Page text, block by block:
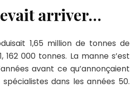
arriver…
1,65 million de tonnes de
162 000 tonnes. La manne s’est
avant ce qu’annonçaient
dans les années 50.